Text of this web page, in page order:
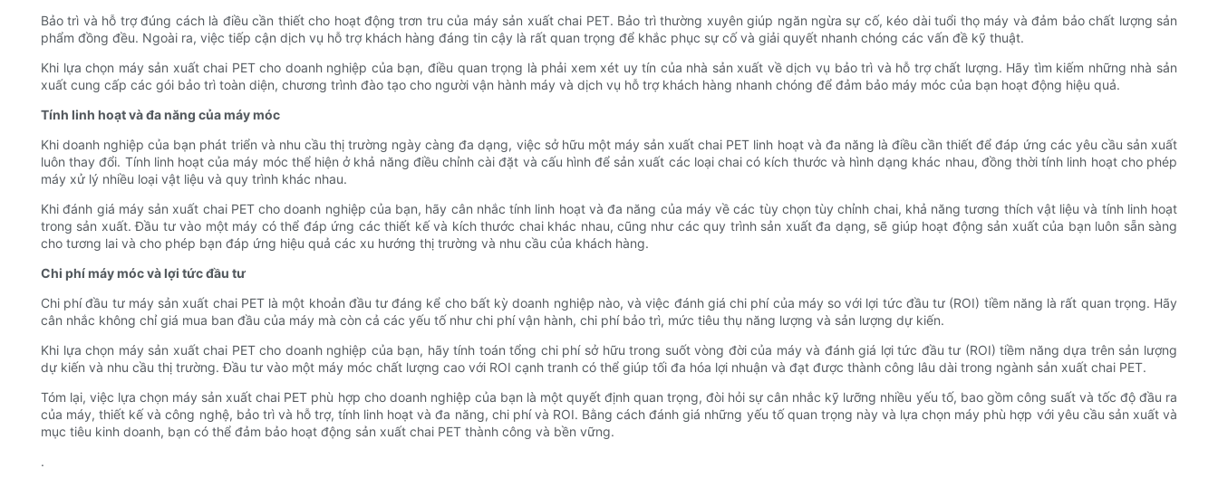
Bảo trì và hỗ trợ đúng cách là điều cần thiết cho hoạt động trơn tru của máy sản xuất chai PET. Bảo trì thường xuyên giúp ngăn ngừa sự cố, kéo dài tuổi thọ máy và đảm bảo chất lượng sản
phẩm đồng đều. Ngoài ra, việc tiếp cận dịch vụ hỗ trợ khách hàng đáng tin cậy là rất quan trọng để khắc phục sự cố và giải quyết nhanh chóng các vấn đề kỹ thuật.
Khi lựa chọn máy sản xuất chai PET cho doanh nghiệp của bạn, điều quan trọng là phải xem xét uy tín của nhà sản xuất về dịch vụ bảo trì và hỗ trợ chất lượng. Hãy tìm kiếm những nhà sản
xuất cung cấp các gói bảo trì toàn diện, chương trình đào tạo cho người vận hành máy và dịch vụ hỗ trợ khách hàng nhanh chóng để đảm bảo máy móc của bạn hoạt động hiệu quả.
Tính linh hoạt và đa năng của máy móc
Khi doanh nghiệp của bạn phát triển và nhu cầu thị trường ngày càng đa dạng, việc sở hữu một máy sản xuất chai PET linh hoạt và đa năng là điều cần thiết để đáp ứng các yêu cầu sản xuất
luôn thay đổi. Tính linh hoạt của máy móc thể hiện ở khả năng điều chỉnh cài đặt và cấu hình để sản xuất các loại chai có kích thước và hình dạng khác nhau, đồng thời tính linh hoạt cho phép
máy xử lý nhiều loại vật liệu và quy trình khác nhau.
Khi đánh giá máy sản xuất chai PET cho doanh nghiệp của bạn, hãy cân nhắc tính linh hoạt và đa năng của máy về các tùy chọn tùy chỉnh chai, khả năng tương thích vật liệu và tính linh hoạt
trong sản xuất. Đầu tư vào một máy có thể đáp ứng các thiết kế và kích thước chai khác nhau, cũng như các quy trình sản xuất đa dạng, sẽ giúp hoạt động sản xuất của bạn luôn sẵn sàng
cho tương lai và cho phép bạn đáp ứng hiệu quả các xu hướng thị trường và nhu cầu của khách hàng.
Chi phí máy móc và lợi tức đầu tư
Chi phí đầu tư máy sản xuất chai PET là một khoản đầu tư đáng kể cho bất kỳ doanh nghiệp nào, và việc đánh giá chi phí của máy so với lợi tức đầu tư (ROI) tiềm năng là rất quan trọng. Hãy
cân nhắc không chỉ giá mua ban đầu của máy mà còn cả các yếu tố như chi phí vận hành, chi phí bảo trì, mức tiêu thụ năng lượng và sản lượng dự kiến.
Khi lựa chọn máy sản xuất chai PET cho doanh nghiệp của bạn, hãy tính toán tổng chi phí sở hữu trong suốt vòng đời của máy và đánh giá lợi tức đầu tư (ROI) tiềm năng dựa trên sản lượng
dự kiến ​​và nhu cầu thị trường. Đầu tư vào một máy móc chất lượng cao với ROI cạnh tranh có thể giúp tối đa hóa lợi nhuận và đạt được thành công lâu dài trong ngành sản xuất chai PET.
Tóm lại, việc lựa chọn máy sản xuất chai PET phù hợp cho doanh nghiệp của bạn là một quyết định quan trọng, đòi hỏi sự cân nhắc kỹ lưỡng nhiều yếu tố, bao gồm công suất và tốc độ đầu ra
của máy, thiết kế và công nghệ, bảo trì và hỗ trợ, tính linh hoạt và đa năng, chi phí và ROI. Bằng cách đánh giá những yếu tố quan trọng này và lựa chọn máy phù hợp với yêu cầu sản xuất và
mục tiêu kinh doanh, bạn có thể đảm bảo hoạt động sản xuất chai PET thành công và bền vững.
.